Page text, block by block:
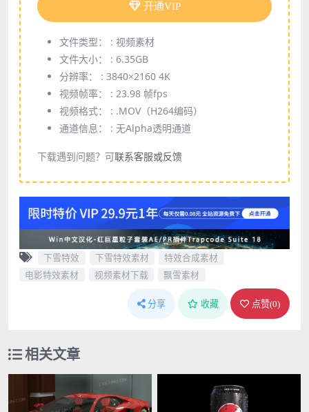
开通VIP
文件类型： : 视频素材
文件大小： : 6.35GB
分辨率： : 3840×2160 4K
视频帧率： : 23.98 帧fps
视频格式： : .MOV（H264编码）
通道信息： : 无Alpha透明通道
下载遇到问题？可联系客服或反馈
下雪特效 下雪特效素材
特效合成素材
电影特效素材
视频素材下载 飘雪素材
分享 收藏 点赞(0)
相关文章